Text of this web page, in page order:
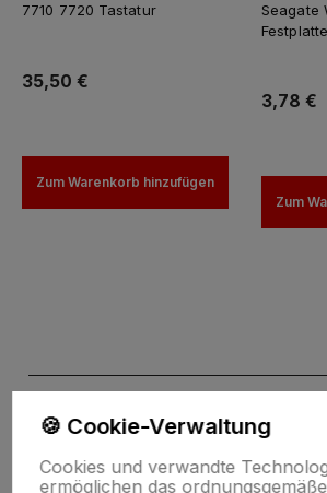
7710 7720 Tastatur
35,50 €
Zum Warenkorb hinzufügen
Seagate
Festplatte
3,78 €
Zum
🍪 Cookie-Verwaltung
Cookies und verwandte
ermöglichen das